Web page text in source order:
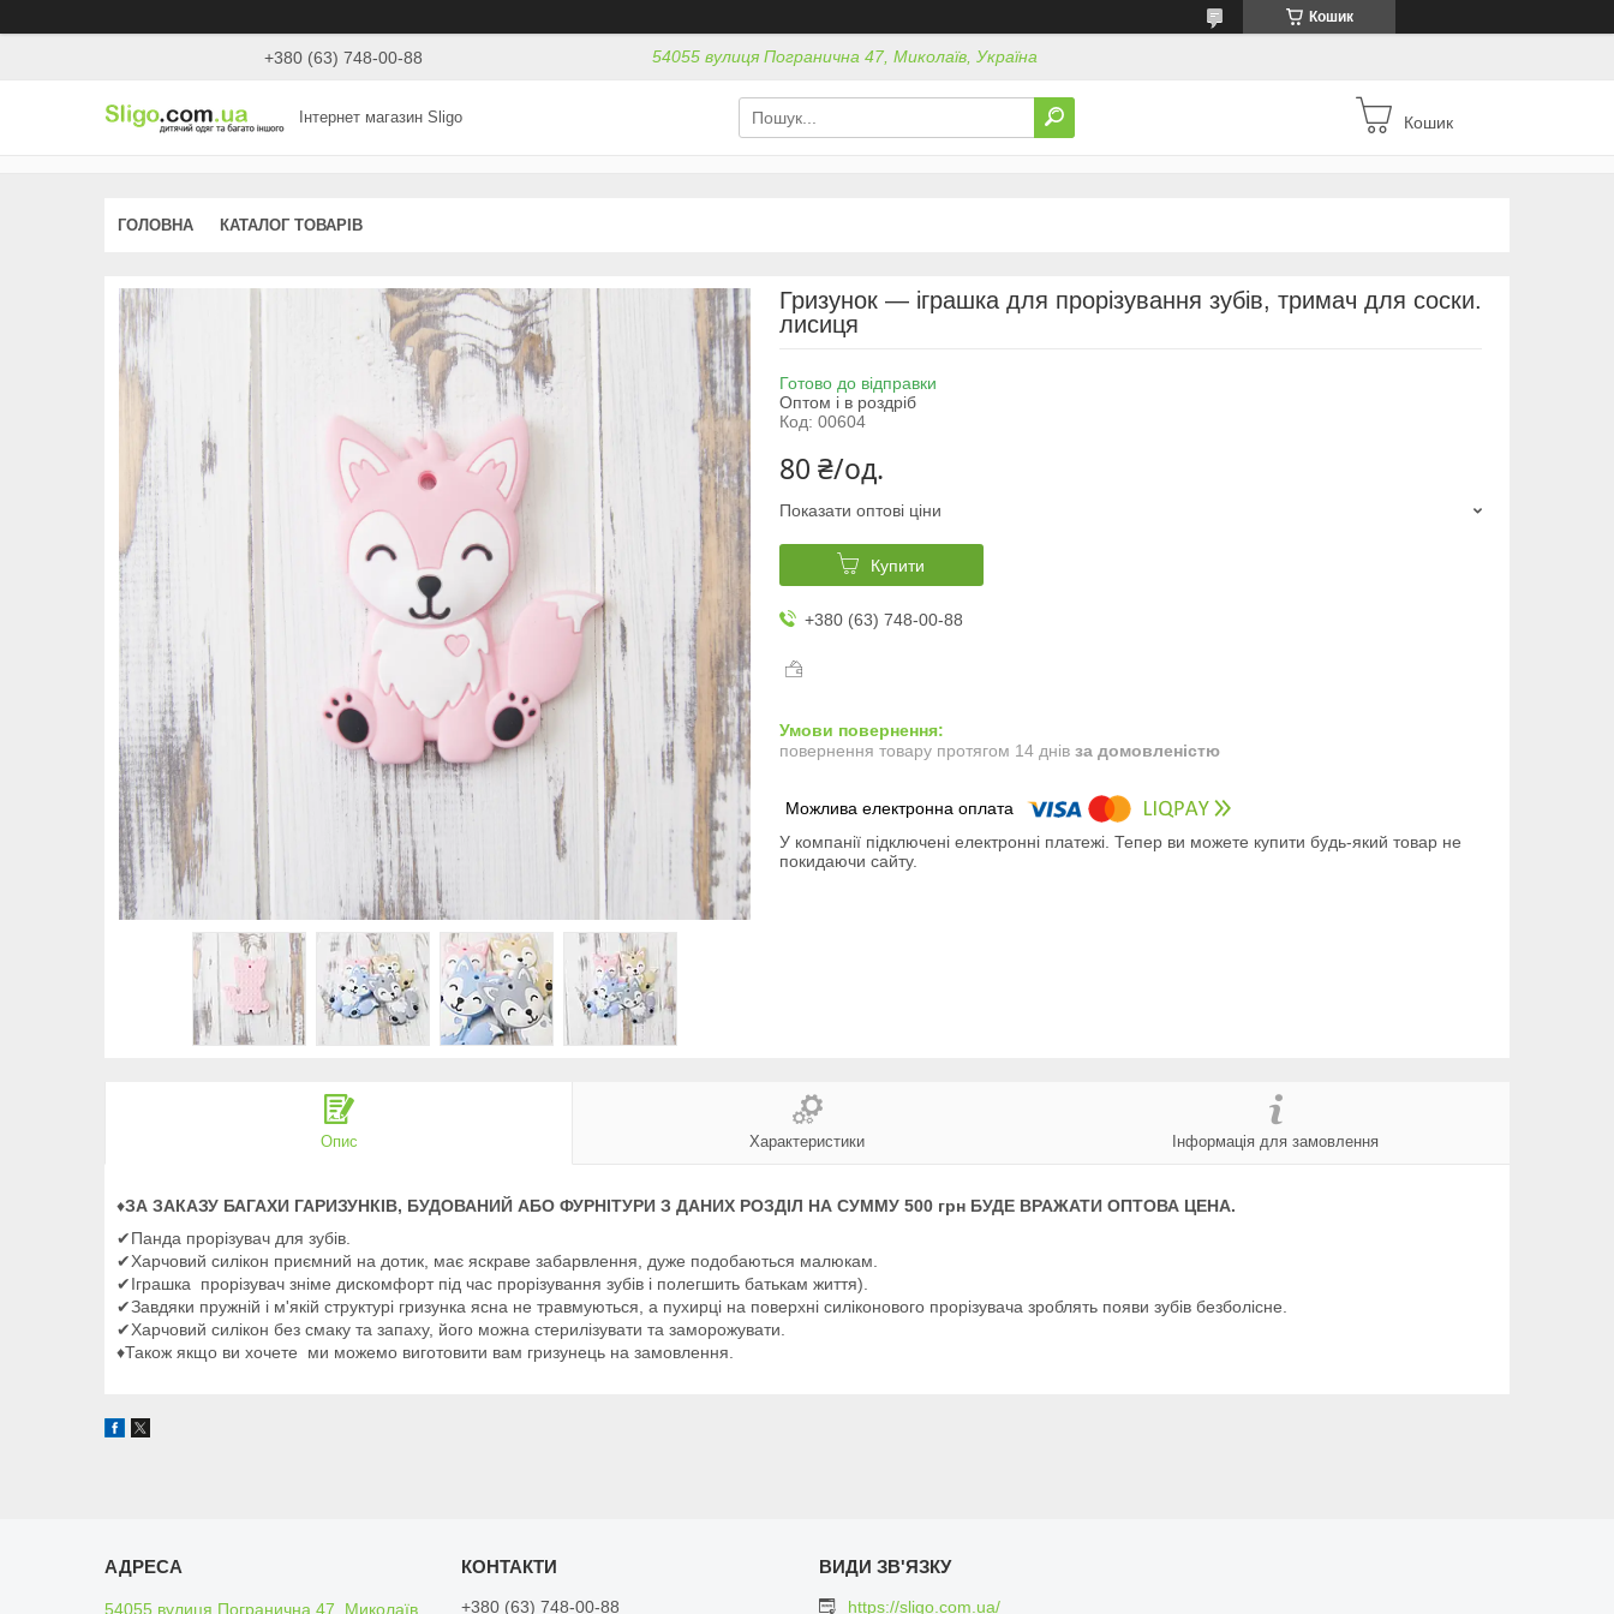
Кошик
+380 (63) 748-00-88 54055 вулиця Погранична 47, Миколаїв, Україна
Інтернет магазин Sligo Кошик
ГОЛОВНА КАТАЛОГ ТОВАРІВ
Гризунок — іграшка для прорізування зубів, тримач для соски.
лисиця
Готово до відправки
Оптом і в роздріб
Код: 00604
80 ₴/од.
Показати оптові ціни
Купити
+380 (63) 748-00-88
повернення товару протягом 14 днів за домовленістю
У компанії підключені електронні платежі. Тепер ви можете купити будь-який товар не
покидаючи сайту.
Опис Характеристики Інформація для замовлення
♦ЗА ЗАКАЗУ БАГАХИ ГАРИЗУНКІВ, БУДОВАНИЙ АБО ФУРНІТУРИ З ДАНИХ РОЗДІЛ НА СУММУ 500 грн БУДЕ ВРАЖАТИ ОПТОВА ЦЕНА.
✔Панда прорізувач для зубів.
✔Харчовий силікон приємний на дотик, має яскраве забарвлення, дуже подобаються малюкам.
✔Іграшка прорізувач зніме дискомфорт під час прорізування зубів і полегшить батькам життя).
✔Завдяки пружній і м'якій структурі гризунка ясна не травмуються, а пухирці на поверхні силіконового прорізувача зроблять появи зубів безболісне.
✔Харчовий силікон без смаку та запаху, його можна стерилізувати та заморожувати.
♦Також якщо ви хочете ми можемо виготовити вам гризунець на замовлення.
54055 вулиця Погранична 47, Миколаїв, +380 (63) 748-00-88 https://sligo.com.ua/